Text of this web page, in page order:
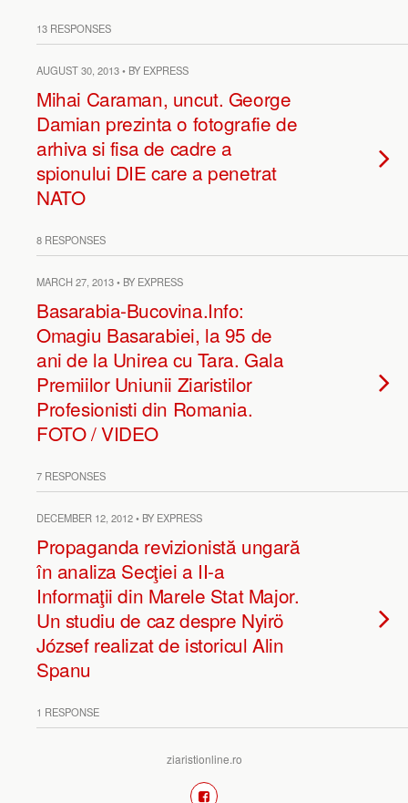
13 RESPONSES
AUGUST 30, 2013 • BY EXPRESS
Mihai Caraman, uncut. George
Damian prezinta o fotografie de
arhiva si fisa de cadre a
spionului DIE care a penetrat
NATO
8 RESPONSES
MARCH 27, 2013 • BY EXPRESS
Basarabia-Bucovina.Info:
Omagiu Basarabiei, la 95 de
ani de la Unirea cu Tara. Gala
Premiilor Uniunii Ziaristilor
Profesionisti din Romania.
FOTO / VIDEO
7 RESPONSES
DECEMBER 12, 2012 • BY EXPRESS
Propaganda revizionistă ungară
în analiza Secţiei a II-a
Informaţii din Marele Stat Major.
Un studiu de caz despre Nyirö
József realizat de istoricul Alin
Spanu
1 RESPONSE
ziaristionline.ro